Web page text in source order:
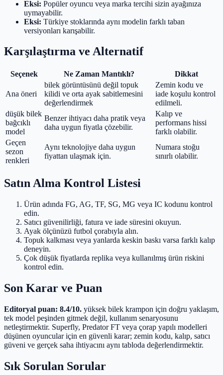
Eksi: Popüler oyuncu veya marka tercihi sizin ayağınıza
uymayabilir.
Eksi: Türkiye stoklarında aynı modelin farklı taban
versiyonları karışabilir.
Karşılaştırma ve Alternatif
Seçenek Ne Zaman Mantıklı? Dikkat
Ana öneri
bilek görüntüsünü değil topuk
kilidi ve orta ayak sabitlemesini
değerlendirmek
Zemin kodu ve
iade koşulu kontrol
edilmeli.
düşük bilek
bağcıklı
model
Benzer ihtiyacı daha pratik veya
daha uygun fiyatla çözebilir.
Kalıp ve
performans hissi
farklı olabilir.
Geçen
sezon
renkleri
Aynı teknolojiye daha uygun
fiyattan ulaşmak için.
Numara stoğu
sınırlı olabilir.
Satın Alma Kontrol Listesi
Ürün adında FG, AG, TF, SG, MG veya IC kodunu kontrol
edin.
Satıcı güvenilirliği, fatura ve iade süresini okuyun.
Ayak ölçünüzü futbol çorabıyla alın.
Topuk kalkması veya yanlarda keskin baskı varsa farklı kalıp
deneyin.
Çok düşük fiyatlarda replika veya kullanılmış ürün riskini
kontrol edin.
Son Karar ve Puan
Editoryal puan: 8.4/10. yüksek bilek krampon için doğru yaklaşım,
tek model peşinden gitmek değil, kullanım senaryosunu
netleştirmektir. Superfly, Predator FT veya çorap yapılı modelleri
düşünen oyuncular için en güvenli karar; zemin kodu, kalıp, satıcı
güveni ve gerçek saha ihtiyacını aynı tabloda değerlendirmektir.
Sık Sorulan Sorular